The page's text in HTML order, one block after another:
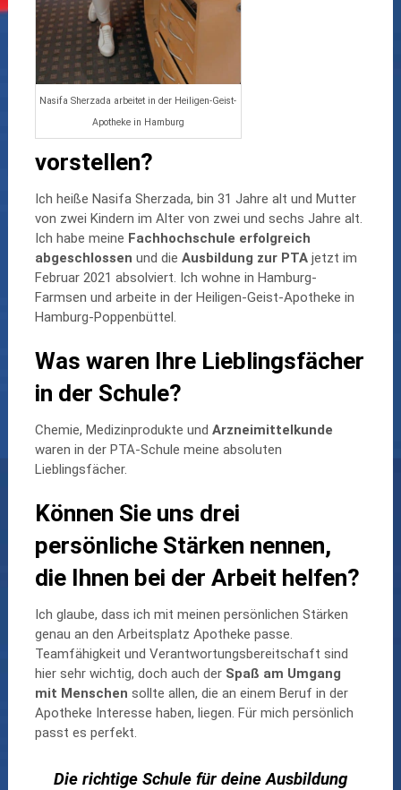
Nasifa Sherzada arbeitet in der Heiligen-Geist-
Apotheke in Hamburg
vorstellen?
Ich heiße Nasifa Sherzada, bin 31 Jahre alt und Mutter
von zwei Kindern im Alter von zwei und sechs Jahre alt.
Ich habe meine Fachhochschule erfolgreich
abgeschlossen und die Ausbildung zur PTAjetzt im
Februar 2021 absolviert. Ich wohne in Hamburg-
Farmsen und arbeite in der Heiligen-Geist-Apotheke in
Hamburg-Poppenbüttel.
Was waren Ihre Lieblingsfächer
in der Schule?
Chemie, Medizinprodukte und Arzneimittelkunde
waren in der PTA-Schule meine absoluten
Lieblingsfächer.
Können Sie uns drei
persönliche Stärken nennen,
die Ihnen bei der Arbeit helfen?
Ich glaube, dass ich mit meinen persönlichen Stärken
genau an den Arbeitsplatz Apotheke passe.
Teamfähigkeit und Verantwortungsbereitschaft sind
hier sehr wichtig, doch auch der Spaß am Umgang
mit Menschen sollte allen, die an einem Beruf in der
Apotheke Interesse haben, liegen. Für mich persönlich
passt es perfekt.
Die richtige Schule für deine Ausbildung